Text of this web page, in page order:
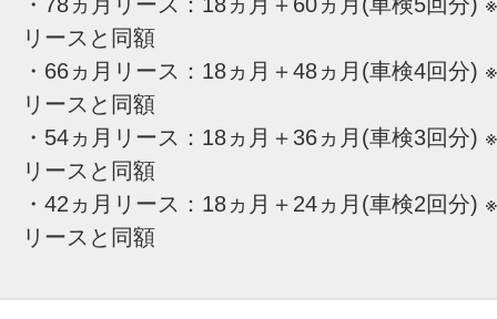
リースと同額
・66ヵ月リース：18ヵ月＋48ヵ月(車検4回分)
リースと同額
・54ヵ月リース：18ヵ月＋36ヵ月(車検3回分)
リースと同額
・42ヵ月リース：18ヵ月＋24ヵ月(車検2回分)
リースと同額